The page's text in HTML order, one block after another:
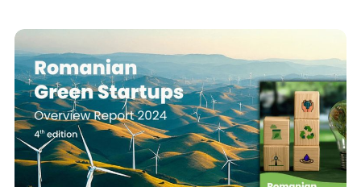
COMPANII SUSTENABILE